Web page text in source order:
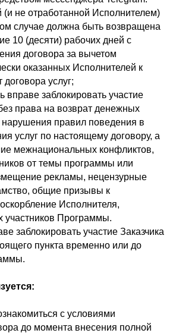
не отработанной Исполнителем)
случае должна быть возвращена
10 (десяти) рабочих дней с
договора за вычетом
оказанных Исполнителей к
договора услуг;
вправе заблокировать участие
права на возврат денежных
нарушения правил поведения в
услуг по настоящему договору, а
межнациональных конфликтов,
от темы программы или
рекламы, нецензурные
общие призывы к
Исполнителя,
участников Программы.
заблокировать участие Заказчика
пункта временно или до
с условиями
до момента внесения полной